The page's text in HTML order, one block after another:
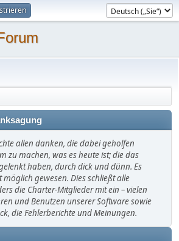
allen danken, die dabei geholfen
zu machen, was es heute ist; die das
haben, durch dick und dünn. Es
gewesen. Dies schließt alle
die Charter-Mitglieder mit ein – vielen
und Benutzen unserer Software sowie
die Fehlerberichte und Meinungen.